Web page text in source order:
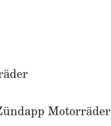
Motorräder